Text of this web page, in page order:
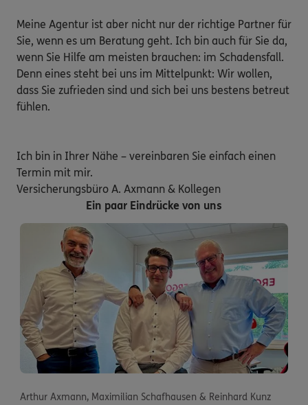
Meine Agentur ist aber nicht nur der richtige Partner für
Sie, wenn es um Beratung geht. Ich bin auch für Sie da,
wenn Sie Hilfe am meisten brauchen: im Schadensfall.
Denn eines steht bei uns im Mittelpunkt: Wir wollen,
dass Sie zufrieden sind und sich bei uns bestens betreut
fühlen.
Ich bin in Ihrer Nähe – vereinbaren Sie einfach einen
Termin mit mir.
Versicherungsbüro A. Axmann & Kollegen
Ein paar Eindrücke von uns
Arthur Axmann, Maximilian Schafhausen & Reinhard Kunz